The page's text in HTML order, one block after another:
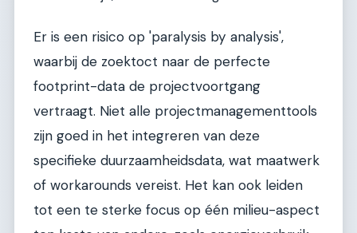
Er is een risico op 'paralysis by analysis',
waarbij de zoektoct naar de perfecte
footprint-data de projectvoortgang
vertraagt. Niet alle projectmanagementtools
zijn goed in het integreren van deze
specifieke duurzaamheidsdata, wat maatwerk
of workarounds vereist. Het kan ook leiden
tot een te sterke focus op één milieu-aspect